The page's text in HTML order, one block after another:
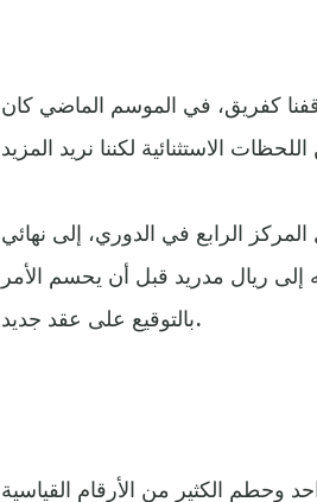
كفريق، في الموسم الماضي كان
احتل المركز الرابع في الدوري، إلى نهائي
إلى ريال مدريد قبل أن يحسم الأمر
بالتوقيع على عقد جديد.
الكثير من الأرقام القياسية